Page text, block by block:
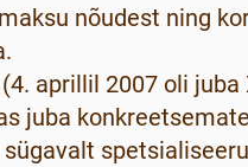
nõudest ning
aprillil 2007 oli juba
juba